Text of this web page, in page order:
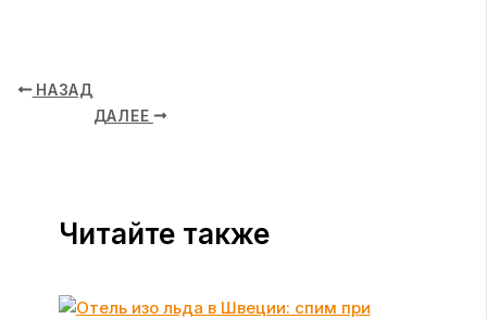
НАЗАД
ДАЛЕЕ
Читайте также